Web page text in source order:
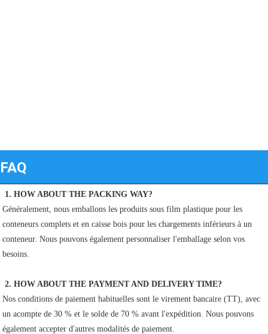
FAQ
1. HOW ABOUT THE PACKING WAY?
Généralement, nous emballons les produits sous film plastique pour les
conteneurs complets et en caisse bois pour les chargements inférieurs à un
conteneur. Nous pouvons également personnaliser l'emballage selon vos
besoins.
2. HOW ABOUT THE PAYMENT AND DELIVERY TIME?
Nos conditions de paiement habituelles sont le virement bancaire (TT), avec
un acompte de 30 % et le solde de 70 % avant l'expédition. Nous pouvons
également accepter d'autres modalités de paiement.